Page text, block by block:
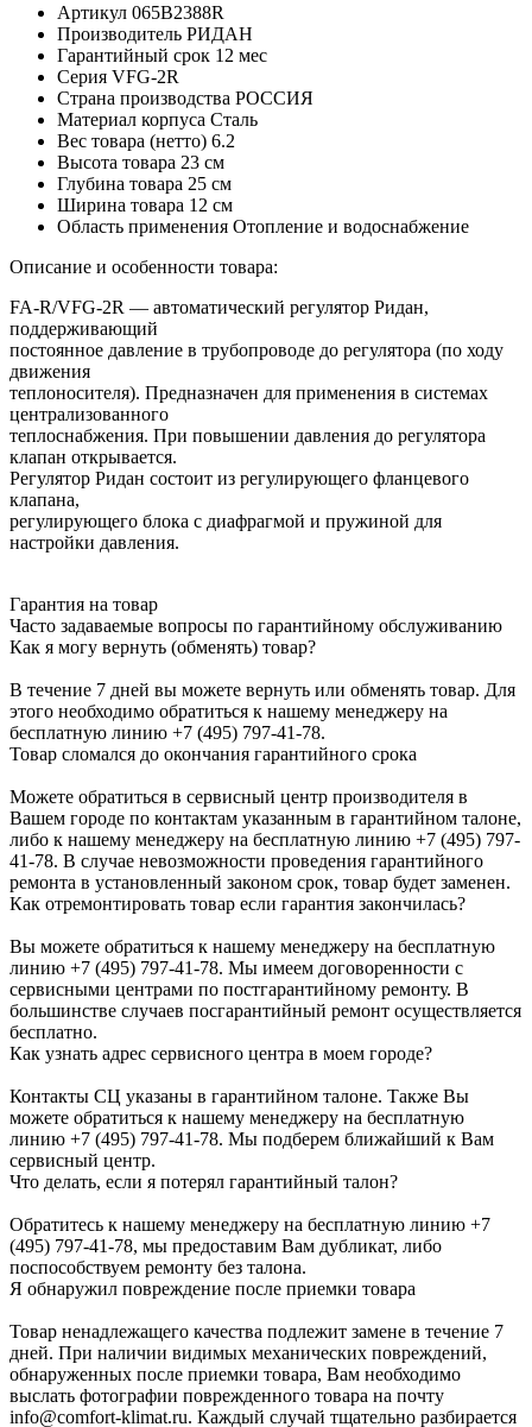
Артикул 065B2388R
Производитель РИДАН
Гарантийный срок 12 мес
Серия VFG-2R
Страна производства РОССИЯ
Материал корпуса Сталь
Вес товара (нетто) 6.2
Высота товара 23 см
Глубина товара 25 см
Ширина товара 12 см
Область применения Отопление и водоснабжение
Описание и особенности товара:
FA-R/VFG-2R — автоматический регулятор Ридан,
поддерживающий
постоянное давление в трубопроводе до регулятора (по ходу
движения
теплоносителя). Предназначен для применения в системах
централизованного
теплоснабжения. При повышении давления до регулятора
клапан открывается.
Регулятор Ридан состоит из регулирующего фланцевого
клапана,
регулирующего блока с диафрагмой и пружиной для
настройки давления.
Гарантия на товар
Часто задаваемые вопросы по гарантийному обслуживанию
Как я могу вернуть (обменять) товар?
В течение 7 дней вы можете вернуть или обменять товар. Для
этого необходимо обратиться к нашему менеджеру на
бесплатную линию +7 (495) 797-41-78.
Товар сломался до окончания гарантийного срока
Можете обратиться в сервисный центр производителя в
Вашем городе по контактам указанным в гарантийном талоне,
либо к нашему менеджеру на бесплатную линию +7 (495) 797-
41-78. В случае невозможности проведения гарантийного
ремонта в установленный законом срок, товар будет заменен.
Как отремонтировать товар если гарантия закончилась?
Вы можете обратиться к нашему менеджеру на бесплатную
линию +7 (495) 797-41-78. Мы имеем договоренности с
сервисными центрами по постгарантийному ремонту. В
большинстве случаев посгарантийный ремонт осуществляется
бесплатно.
Как узнать адрес сервисного центра в моем городе?
Контакты СЦ указаны в гарантийном талоне. Также Вы
можете обратиться к нашему менеджеру на бесплатную
линию +7 (495) 797-41-78. Мы подберем ближайший к Вам
сервисный центр.
Что делать, если я потерял гарантийный талон?
Обратитесь к нашему менеджеру на бесплатную линию +7
(495) 797-41-78, мы предоставим Вам дубликат, либо
поспособствуем ремонту без талона.
Я обнаружил повреждение после приемки товара
Товар ненадлежащего качества подлежит замене в течение 7
дней. При наличии видимых механических повреждений,
обнаруженных после приемки товара, Вам необходимо
выслать фотографии поврежденного товара на почту
info@comfort-klimat.ru. Каждый случай тщательно разбирается